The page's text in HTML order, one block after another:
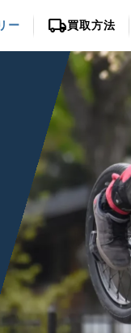
ー local_shipping買取方法